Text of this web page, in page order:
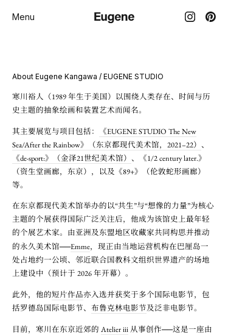
Menu
About Eugene Kangawa / EUGENE STUDIO
寒川裕人（1989 年生于美国）以围绕人类存在、时间与历
史主题的抽象绘画和装置艺术而闻名。
其主要展览与项目包括：
《EUGENE STUDIO The New
Sea/After the Rainbow》（东京都现代美术馆，2021–22） 、
《de-sport:》（金泽21世纪美术馆） 、《1/2 century later.》
（资生堂画廊，东京），以及《89+》（伦敦蛇形画廊）
等。
在东京都现代美术馆举办的以“共生”与“想像的力量”为核心
主题的个展获得国际广泛关注后，他成为该馆史上最年轻
的个展艺术家。由亚洲及东盟地区收藏家共同构思并推动
的永久美术馆──Emme，现正由当地运营机构在巴厘岛一
处占地约一公顷、邻近联合国教科文组织世界遗产的场地
上建设中（预计于 2026 年开幕）。
此外，他的短片作品亦入选并获奖于多个国际电影节，包
括罗德岛国际电影节、 布鲁克林电影节及泛非电影节。
目前，寒川在东京近郊的 Atelier iii 从事创作──这是一座由